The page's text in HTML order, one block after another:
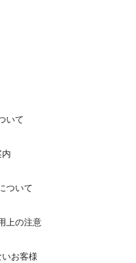
いて
内
ついて
上の注意
お客様